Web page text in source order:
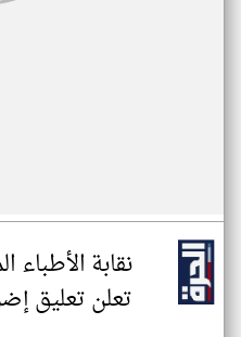
نقابة الأطباء
تعلن تعليق